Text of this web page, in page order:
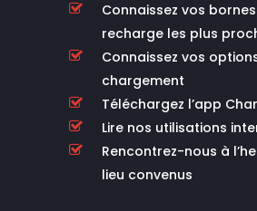
Connaissez vos
recharge les plus
Connaissez vos
chargement
Téléchargez l’app
Lire nos utilisations
Rencontrez-nous à
lieu convenus